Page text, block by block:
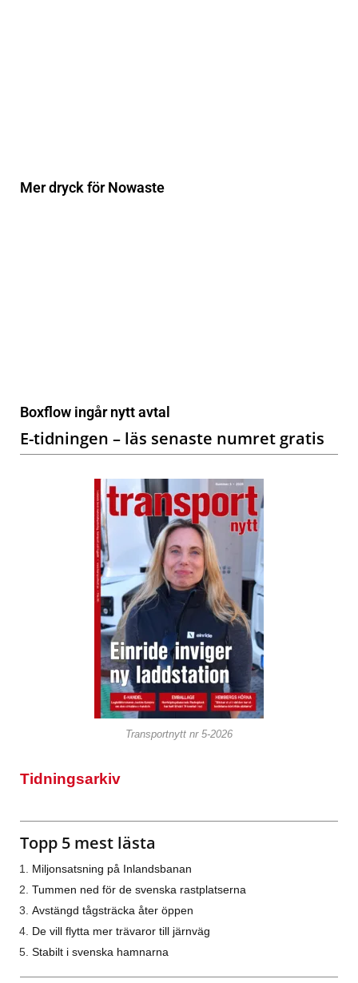
Mer dryck för Nowaste
Boxflow ingår nytt avtal
E-tidningen – läs senaste numret gratis
Transportnytt nr 5-2026
Tidningsarkiv
Topp 5 mest lästa
Miljonsatsning på Inlandsbanan
Tummen ned för de svenska rastplatserna
Avstängd tågsträcka åter öppen
De vill flytta mer trävaror till järnväg
Stabilt i svenska hamnarna